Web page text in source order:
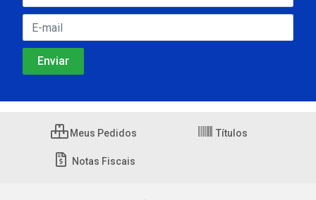
Meus Pedidos Títulos
Notas Fiscais